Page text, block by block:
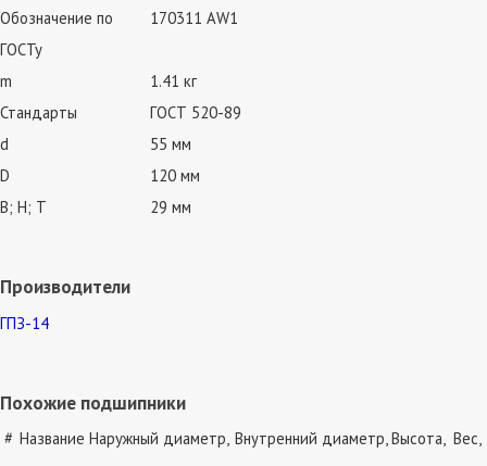
Обозначение по
ГОСТу
170311 АW1
m
1.41 кг
Стандарты
ГОСТ 520-89
d
55 мм
D
120 мм
В; Н; Т
29 мм
Производители
ГПЗ-14
Похожие подшипники
# Название Наружный диаметр, Внутренний диаметр,Высота, Вес,